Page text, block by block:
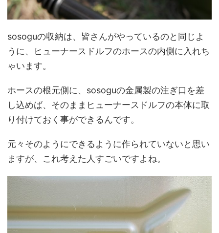
sosoguの収納は、皆さんがやっているのと同じよ
うに、ヒューナースドルフのホースの内側に入れち
ゃいます。
ホースの根元側に、sosoguの金属製の注ぎ口を差
し込めば、そのままヒューナースドルフの本体に取
り付けておく事ができるんです。
元々そのようにできるように作られていないと思い
ますが、これ考えた人すごいですよね。